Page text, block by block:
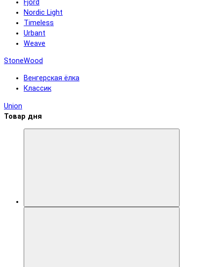
Fjord
Nordic Light
Timeless
Urbant
Weave
StoneWood
Венгерская ёлка
Классик
Union
Товар дня